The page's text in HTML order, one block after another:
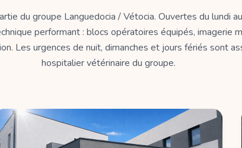
du groupe Languedocia / Vétocia. Ouvertes du lundi
performant : blocs opératoires équipés, imagerie
Les urgences de nuit, dimanches et jours fériés sont
hospitalier vétérinaire du groupe.